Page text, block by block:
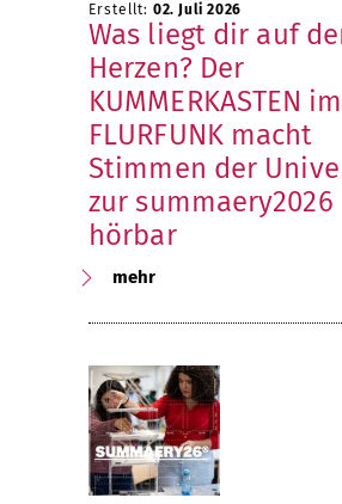
Erstellt: 02. Juli 2026
Was liegt dir auf
Herzen? Der
KUMMERKASTEN im
FLURFUNK macht
Stimmen der
zur summaery2026
hörbar
mehr